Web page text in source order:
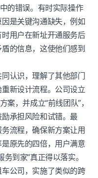
的错误。有时实际操作
是关键沟通缺失，例如
用户在新址开通服务后
的信息，这使他们感到
认识，理解了其他部门
新设计流程。公司设立
案，并成立“前线团队”，
承担风险和试错。最
流程，确保新方案让用
原先的四倍，用户满意
到家”真正得以落实。
公司，实施了类似的跨